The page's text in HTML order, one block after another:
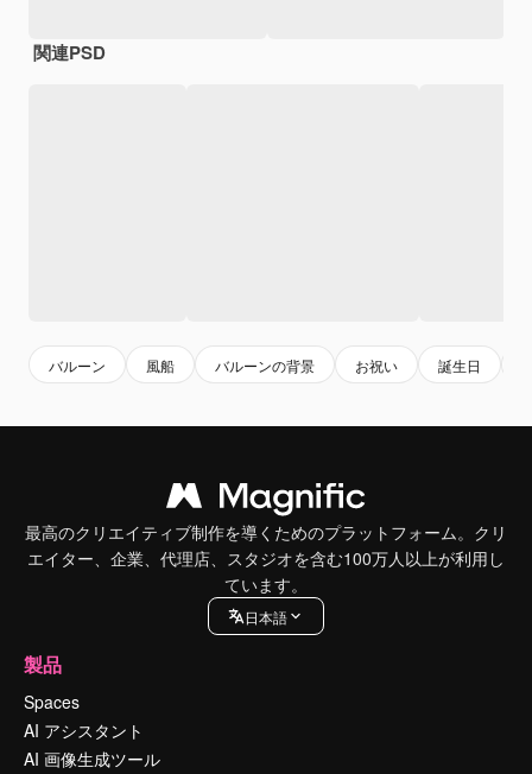
関連PSD
バルーン 風船 バルーンの背景 お祝い 誕生日
最高のクリエイティブ制作を導くためのプラットフォーム。クリ
エイター、企業、代理店、スタジオを含む100万人以上が利用し
ています。
日本語
製品
Spaces
AI アシスタント
AI 画像生成ツール